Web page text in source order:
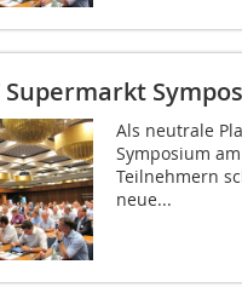
Supermarkt
Als neutrale
Symposium
Teilnehmern
neue...